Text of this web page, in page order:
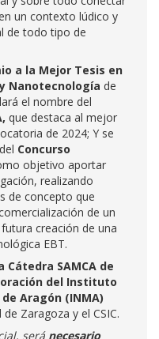
un contexto lúdico y
de todo tipo de
a la Mejor Tesis en
Nanotecnología de
el nombre del
que destaca al mejor
de 2024; Y se
Concurso
objetivo aportar
realizando
de concepto que
de un
creación de una
EBT.
SAMCA de
del Instituto
Aragón (INMA)
Zaragoza y el CSIC.
será necesario